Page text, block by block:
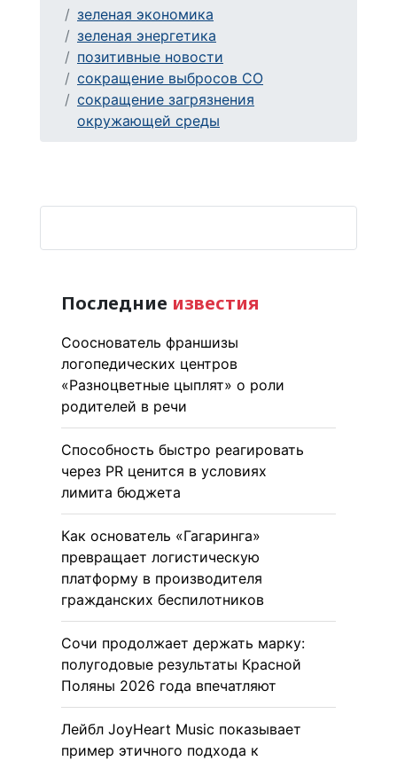
зеленая экономика
зеленая энергетика
позитивные новости
сокращение выбросов CO
сокращение загрязнения
окружающей среды
Последние известия
Сооснователь франшизы
логопедических центров
«Разноцветные цыплят» о роли
родителей в речи
Способность быстро реагировать
через PR ценится в условиях
лимита бюджета
Как основатель «Гагаринга»
превращает логистическую
платформу в производителя
гражданских беспилотников
Сочи продолжает держать марку:
полугодовые результаты Красной
Поляны 2026 года впечатляют
Лейбл JoyHeart Music показывает
пример этичного подхода к